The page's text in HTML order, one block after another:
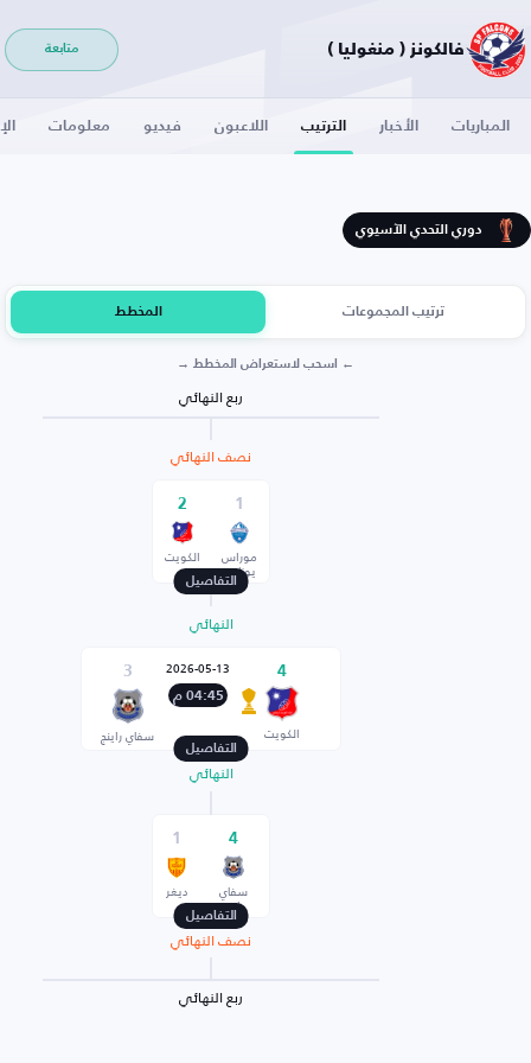
فالكونز ( منغوليا ) متابعة
المباريات الأخبار الترتيب اللاعبون فيديو معلومات
دوري التحدي الآسيوي
ترتيب المجموعات المخطط
← اسحب لاستعراض المخطط →
ربع النهائي
نصف النهائي
1
موراس
يونايتد
2
الكويت
التفاصيل
النهائي
4
الكويت
2026-05-13
04:45 م
3
سفاي راينج
التفاصيل
النهائي
4
سفاي
راينج
1
دیغر
التفاصيل
نصف النهائي
ربع النهائي